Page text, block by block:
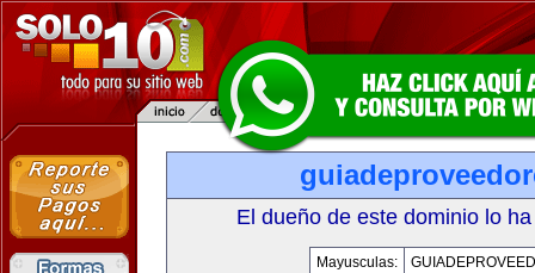
El dueño de este dominio lo
Mayusculas: